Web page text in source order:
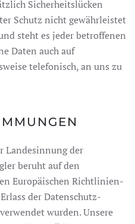
Sicherheitslücken
Schutz nicht gewährleistet
steht es jeder betroffenen
Daten auch auf
telefonisch, an uns zu
Landesinnung der
beruht auf den
Europäischen Richtlinien-
der Datenschutz-
wurden. Unsere